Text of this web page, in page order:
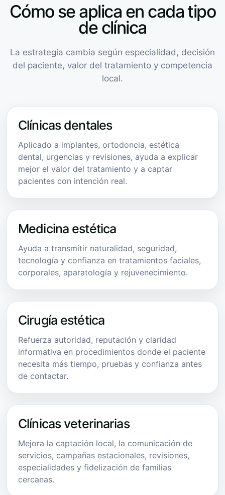
Cómo se aplica en cada tipo
de clínica
La estrategia cambia según especialidad, decisión
del paciente, valor del tratamiento y competencia
local.
Clínicas dentales
Aplicado a implantes, ortodoncia, estética
dental, urgencias y revisiones, ayuda a explicar
mejor el valor del tratamiento y a captar
pacientes con intención real.
Medicina estética
Ayuda a transmitir naturalidad, seguridad,
tecnología y confianza en tratamientos faciales,
corporales, aparatología y rejuvenecimiento.
Cirugía estética
Refuerza autoridad, reputación y claridad
informativa en procedimientos donde el paciente
necesita más tiempo, pruebas y confianza antes
de contactar.
Clínicas veterinarias
Mejora la captación local, la comunicación de
servicios, campañas estacionales, revisiones,
especialidades y fidelización de familias
cercanas.